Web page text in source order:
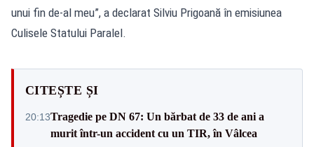
unui fin de-al meu”, a declarat Silviu Prigoană în emisiunea
Culisele Statului Paralel.
CITEȘTE ȘI
20:13Tragedie pe DN 67: Un bărbat de 33 de ani a
murit într-un accident cu un TIR, în Vâlcea